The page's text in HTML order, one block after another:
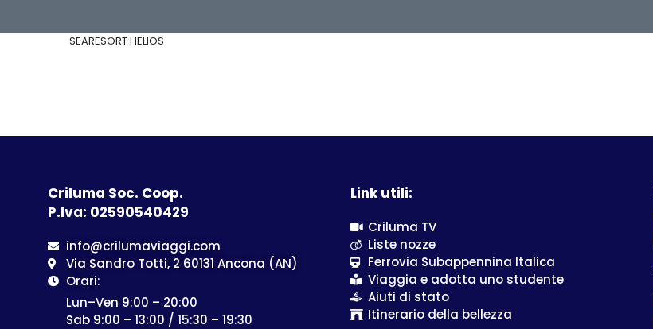
SEARESORT HELIOS
Criluma Soc. Coop.
P.Iva: 02590540429
info@crilumaviaggi.com
Via Sandro Totti, 2 60131 Ancona (AN)
Orari:
Lun–Ven 9:00 – 20:00
Sab 9:00 – 13:00 / 15:30 – 19:30
Link utili:
Criluma TV
Liste nozze
Ferrovia Subappennina Italica
Viaggia e adotta uno studente
Aiuti di stato
Itinerario della bellezza